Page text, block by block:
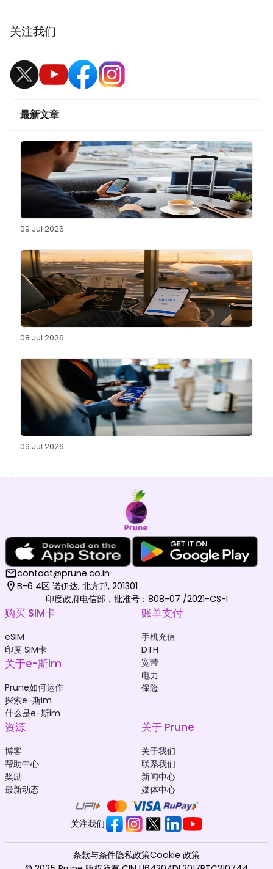
关注我们
最新文章
09 Jul 2026
08 Jul 2026
09 Jul 2026
contact@prune.co.in
B-6 4区 诺伊达, 北方邦, 201301
印度政府电信部，批准号：808-07 /2021-CS-I
购买 SIM卡
eSIM
印度 SIM卡
关于e-斯im
Prune如何运作
探索e-斯im
什么是e-斯im
账单支付
手机充值
DTH
宽带
电力
保险
资源
博客
帮助中心
奖励
最新动态
关于 Prune
关于我们
联系我们
新闻中心
媒体中心
关注我们
条款与条件隐私政策Cookie 政策